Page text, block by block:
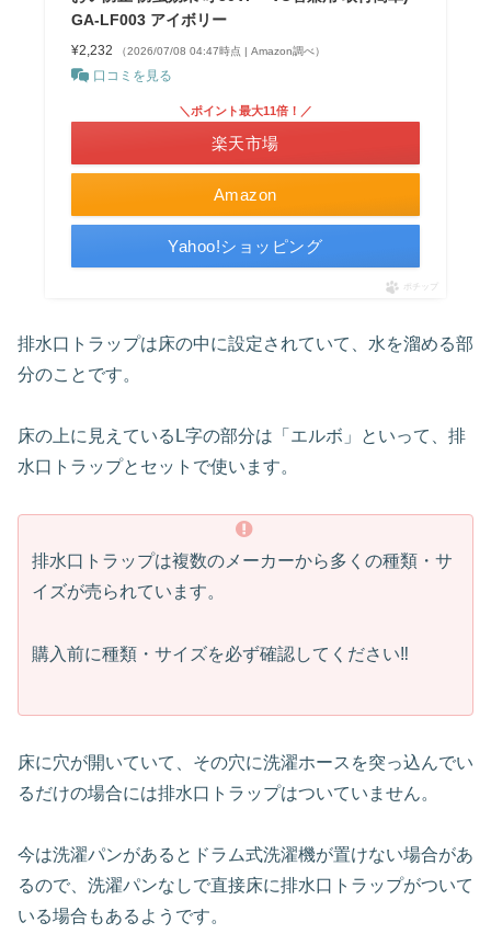
GA-LF003 アイボリー
¥2,232 （2026/07/08 04:47時点 | Amazon調べ）
口コミを見る
Amazon
＼ポイント最大11倍！／
楽天市場
Yahoo!ショッピング
ポチップ
排水口トラップは床の中に設定されていて、水を溜める部
分のことです。
床の上に見えているL字の部分は「エルボ」といって、排
水口トラップとセットで使います。
排水口トラップは複数のメーカーから多くの種類・サ
イズが売られています。
購入前に種類・サイズを必ず確認してください‼︎
床に穴が開いていて、その穴に洗濯ホースを突っ込んでい
るだけの場合には排水口トラップはついていません。
今は洗濯パンがあるとドラム式洗濯機が置けない場合があ
るので、洗濯パンなしで直接床に排水口トラップがついて
いる場合もあるようです。